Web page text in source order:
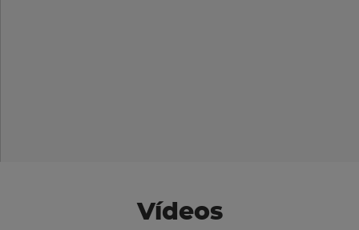
Vídeos